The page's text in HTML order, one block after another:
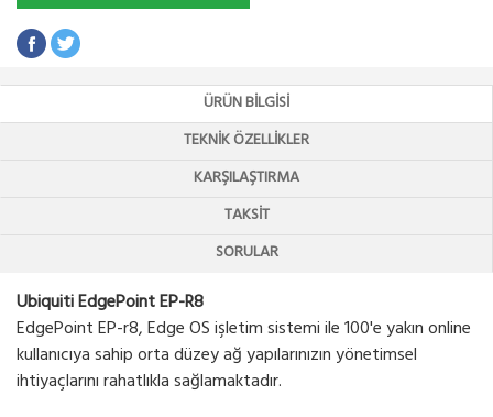
ÜRÜN BILGISI
TEKNIK ÖZELLIKLER
KARŞILAŞTIRMA
TAKSIT
SORULAR
Ubiquiti EdgePoint EP-R8
EdgePoint EP-r8, Edge OS işletim sistemi ile 100'e yakın online
kullanıcıya sahip orta düzey ağ yapılarınızın yönetimsel
ihtiyaçlarını rahatlıkla sağlamaktadır.